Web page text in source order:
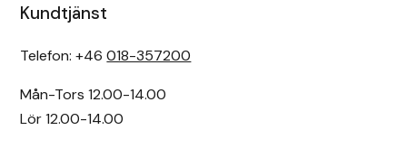
Kundtjänst
Telefon: +46018-357200
Mån-Tors 12.00-14.00
Lör 12.00-14.00